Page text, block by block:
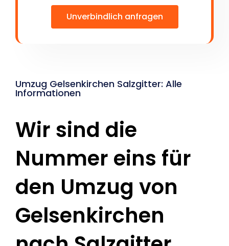
Unverbindlich anfragen
Umzug Gelsenkirchen Salzgitter: Alle
Informationen
Wir sind die
Nummer eins für
den Umzug von
Gelsenkirchen